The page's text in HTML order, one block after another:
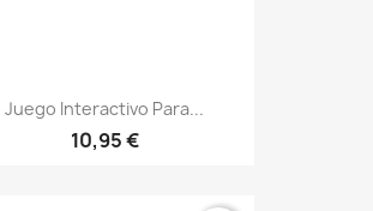
Juego Interactivo Para...
10,95 €